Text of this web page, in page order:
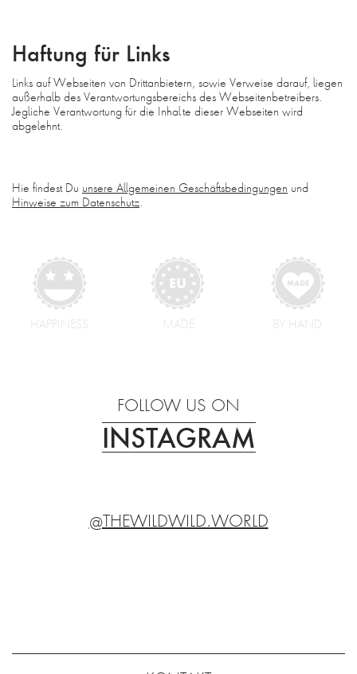
Haftung für Links
Links auf Webseiten von Drittanbietern, sowie Verweise darauf, liegen
außerhalb des Verantwortungsbereichs des Webseitenbetreibers.
Jegliche Verantwortung für die Inhalte dieser Webseiten wird
abgelehnt.
Hie findest Du unsere Allgemeinen Geschäftsbedingungen und
Hinweise zum Datenschutz.
HAPPINESS MADE BY HAND
FOLLOW US ON
INSTAGRAM
@THEWILDWILD.WORLD